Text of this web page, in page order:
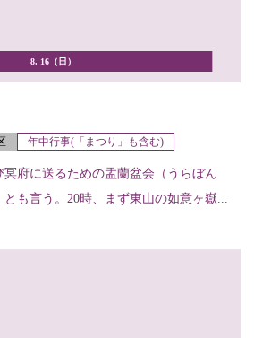
8. 16（日）
年中行事(「まつり」も含む)
府に送るための盂蘭盆会（うらぼん
も言う。20時、まず東山の如意ヶ嶽...